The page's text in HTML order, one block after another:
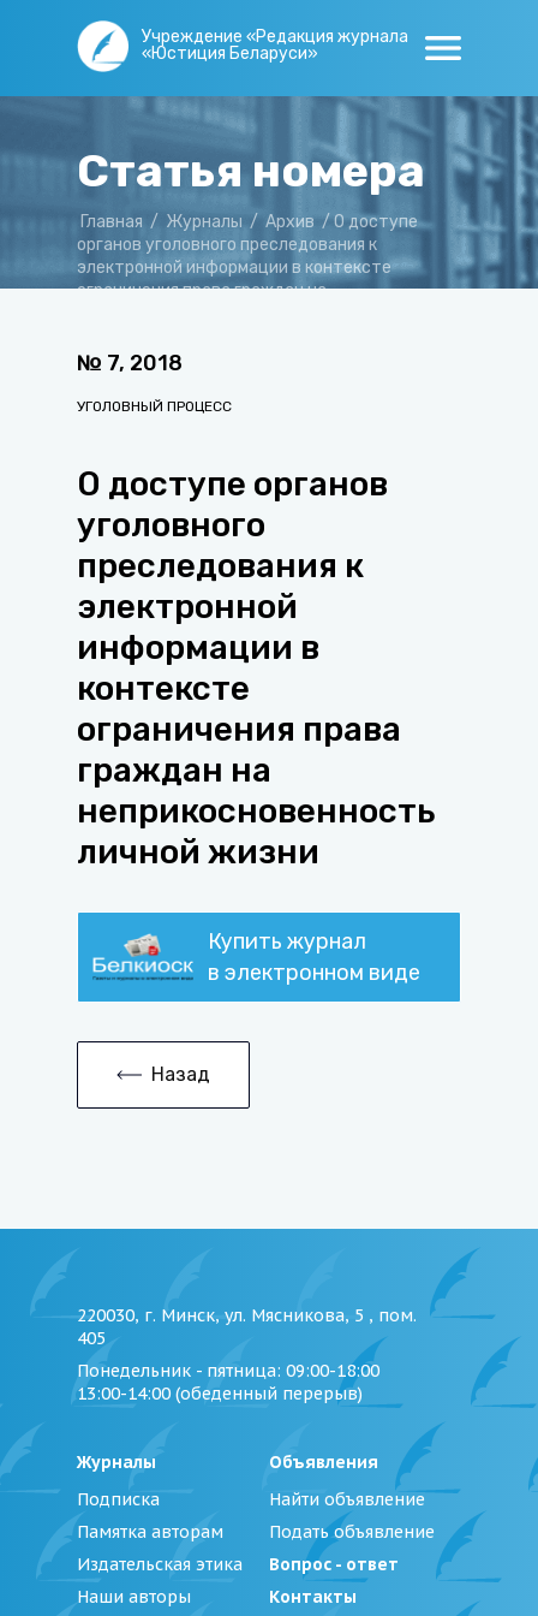
Учреждение «Редакция журнала
«Юстиция Беларуси»
Статья номера
Главная / Журналы / Архив /О доступе
органов уголовного преследования к
электронной информации в контексте
ограничения права граждан на
№ 7, 2018
УГОЛОВНЫЙ ПРОЦЕСС
О доступе органов
уголовного
преследования к
электронной
информации в
контексте
ограничения права
граждан на
неприкосновенность
личной жизни
Купить журнал
в электронном виде
Назад
220030, г. Минск, ул. Мясникова, 5 , пом.
405
Понедельник - пятница: 09:00-18:00
13:00-14:00 (обеденный перерыв)
Журналы
Подписка
Памятка авторам
Издательская этика
Наши авторы
Объявления
Найти объявление
Подать объявление
Вопрос - ответ
Контакты